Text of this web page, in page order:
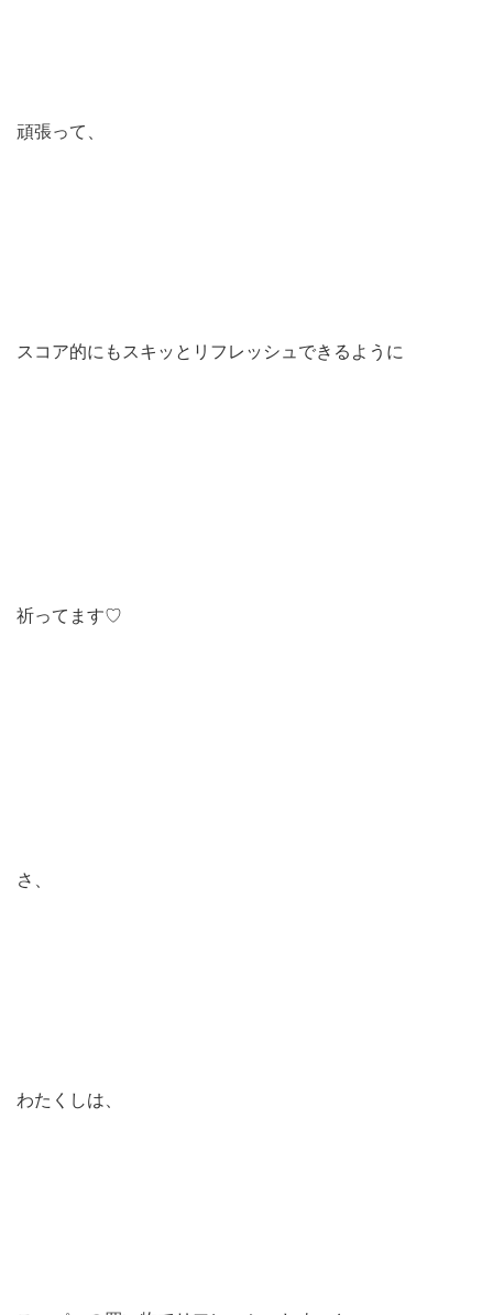
頑張って、
スコア的にもスキッとリフレッシュできるように
祈ってます♡
さ、
わたくしは、